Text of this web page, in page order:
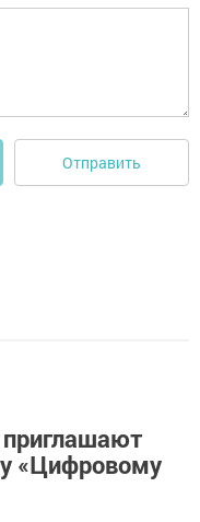
Отправить
«Цифровому